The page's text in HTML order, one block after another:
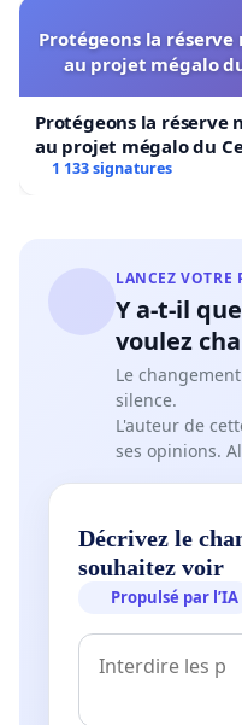
Protégeons la
au projet mégalo
Protégeons la réserve
au projet mégalo du
1 133 signatures
LANCEZ VOTRE
Y a-t-il
voulez
Le
silence.
L'auteur de
ses opinions.
Décrivez le
souhaitez voir
Propulsé par l’IA